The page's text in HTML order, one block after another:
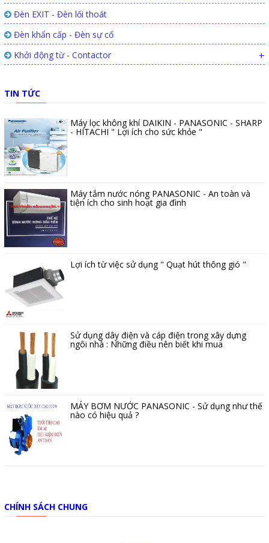
Đèn EXIT - Đèn lối thoát
Đèn khẩn cấp - Đèn sự cố
Khởi động từ - Contactor
+
TIN TỨC
Máy lọc không khí DAIKIN - PANASONIC - SHARP
- HITACHI " Lợi ích cho sức khỏe "
Máy tắm nước nóng PANASONIC - An toàn và
tiện ích cho sinh hoạt gia đình
Lợi ích từ việc sử dụng " Quạt hút thông gió "
Sử dụng dây điện và cáp điện trong xây dựng
ngôi nhà : Những điều nên biết khi mua
MÁY BƠM NƯỚC PANASONIC - Sử dụng như thế
nào có hiệu quả ?
CHÍNH SÁCH CHUNG